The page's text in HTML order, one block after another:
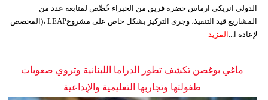
الدولي انريكي ارماس حضره فريق من الخبراء خُصِّص لمتابعة عدد من
المشاريع قيد التنفيذ، وجرى التركيز بشكل خاص على مشروعLEAP ،(المخصص
لإعادة ا...
المزيد
ماغي بوغصن تكشف تطور الدراما اللبنانية وتروي صعوبات
طفولتها وتجاربها التعليمية والإبداعية